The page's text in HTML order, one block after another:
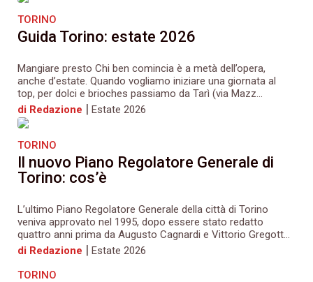
TORINO
Guida Torino: estate 2026
Mangiare presto Chi ben comincia è a metà dell’opera,
anche d’estate. Quando vogliamo iniziare una giornata al
top, per dolci e brioches passiamo da Tarì (via Mazz...
di Redazione | Estate 2026
TORINO
Il nuovo Piano Regolatore Generale di
Torino: cos’è
L’ultimo Piano Regolatore Generale della città di Torino
veniva approvato nel 1995, dopo essere stato redatto
quattro anni prima da Augusto Cagnardi e Vittorio Gregott...
di Redazione | Estate 2026
TORINO